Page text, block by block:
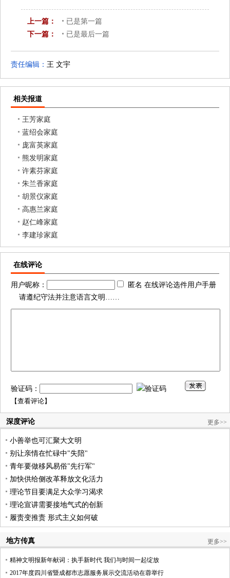
上一篇：
已是第一篇
下一篇：
已是最后一篇
责任编辑： 王 文宇
相关报道
王芳家庭
蓝绍会家庭
庞富英家庭
熊发明家庭
许素芬家庭
朱兰香家庭
胡景仪家庭
高惠兰家庭
赵仁峰家庭
李建珍家庭
在线评论
用户昵称：
匿名 在线评论选件用户手册
请遵纪守法并注意语言文明……
验证码：
【查看评论】
深度评论 更多>>
小善举也可汇聚大文明
别让亲情在忙碌中"失陪"
青年要做移风易俗"先行军"
加快供给侧改革释放文化活力
理论节目要满足大众学习渴求
理论宣讲需要接地气式的创新
履责变推责 形式主义如何破
地方传真 更多>>